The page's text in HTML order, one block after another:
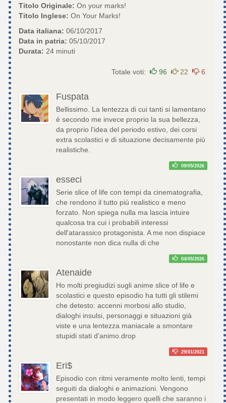
Titolo Originale: On your marks!
Titolo Inglese: On Your Marks!
Data italiana: 06/10/2017
Data in patria: 05/10/2017
Durata: 24 minuti
Totale voti: 96 22 6
Fuspata
Bellissimo. La lentezza di cui tanti si lamentano
é secondo me invece proprio la sua bellezza,
da proprio l'idea del periodo estivo, dei corsi
extra scolastici e di situazione decisamente più
realistiche.
09/05/2026
esseci
Serie slice of life con tempi da cinematografia,
che rendono il tutto più realistico e meno
forzato. Non spiega nulla ma lascia intuire
qualcosa tra cui i probabili interessi
dell'atarassico protagonista. A me non dispiace
nonostante non dica nulla di che
04/05/2026
Atenaide
Ho molti pregiudizi sugli anime slice of life e
scolastici e questo episodio ha tutti gli stilemi
che detesto: accenni morbosi allo studio,
dialoghi insulsi, personaggi e situazioni già
viste e una lentezza maniacale a smontare
stupidi stati d'animo.drop
29/01/2021
Eri$
Episodio con ritmi veramente molto lenti, tempi
seguiti da dialoghi e animazioni. Vengono
presentati in modo leggero quelli che saranno i